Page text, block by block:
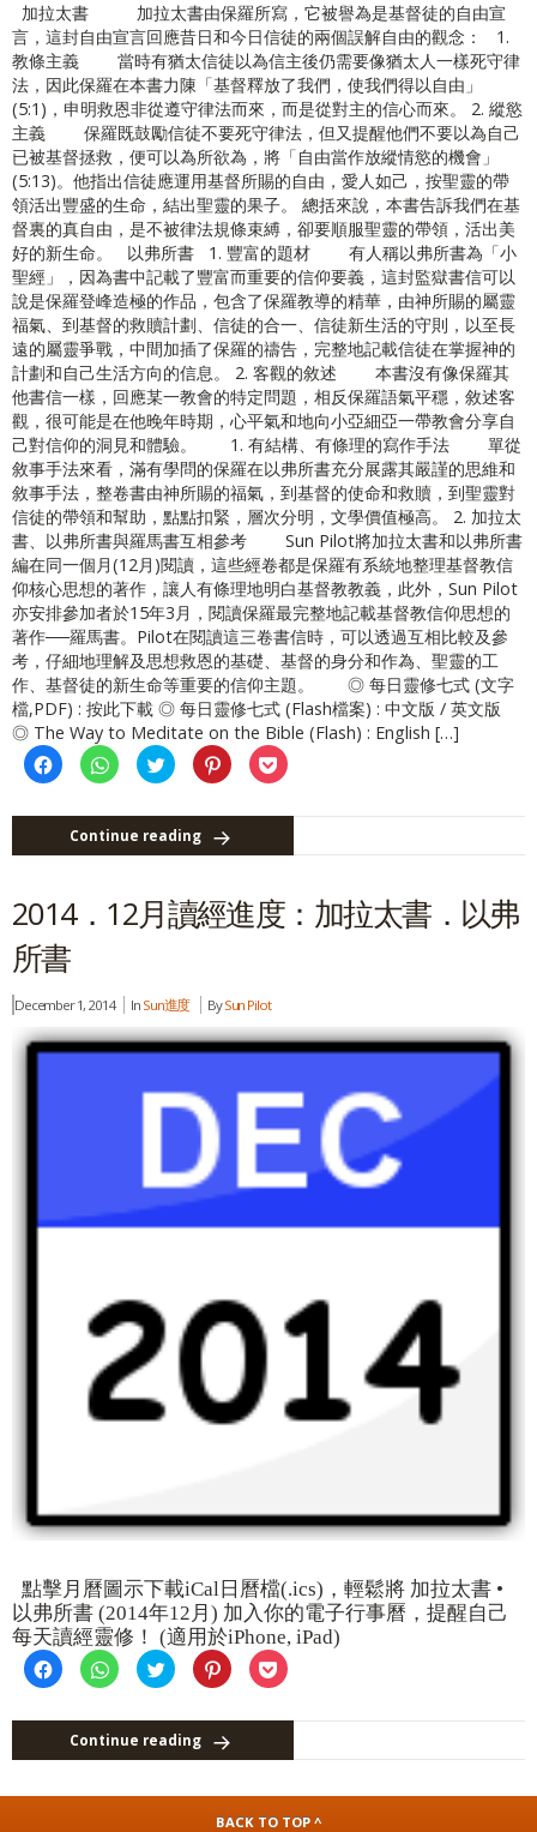
加拉太書 加拉太書由保羅所寫，它被譽為是基督徒的自由宣
言，這封自由宣言回應昔日和今日信徒的兩個誤解自由的觀念： 1.
教條主義 當時有猶太信徒以為信主後仍需要像猶太人一樣死守律
法，因此保羅在本書力陳「基督釋放了我們，使我們得以自由」
(5:1)，申明救恩非從遵守律法而來，而是從對主的信心而來。 2. 縱慾
主義 保羅既鼓勵信徒不要死守律法，但又提醒他們不要以為自己
已被基督拯救，便可以為所欲為，將「自由當作放縱情慾的機會」
(5:13)。他指出信徒應運用基督所賜的自由，愛人如己，按聖靈的帶
領活出豐盛的生命，結出聖靈的果子。 總括來說，本書告訴我們在基
督裏的真自由，是不被律法規條束縛，卻要順服聖靈的帶領，活出美
好的新生命。 以弗所書 1. 豐富的題材 有人稱以弗所書為「小
聖經」，因為書中記載了豐富而重要的信仰要義，這封監獄書信可以
說是保羅登峰造極的作品，包含了保羅教導的精華，由神所賜的屬靈
福氣、到基督的救贖計劃、信徒的合一、信徒新生活的守則，以至長
遠的屬靈爭戰，中間加插了保羅的禱告，完整地記載信徒在掌握神的
計劃和自己生活方向的信息。 2. 客觀的敘述 本書沒有像保羅其
他書信一樣，回應某一教會的特定問題，相反保羅語氣平穩，敘述客
觀，很可能是在他晚年時期，心平氣和地向小亞細亞一帶教會分享自
己對信仰的洞見和體驗。 1. 有結構、有條理的寫作手法 單從
敘事手法來看，滿有學問的保羅在以弗所書充分展露其嚴謹的思維和
敘事手法，整卷書由神所賜的福氣，到基督的使命和救贖，到聖靈對
信徒的帶領和幫助，點點扣緊，層次分明，文學價值極高。 2. 加拉太
書、以弗所書與羅馬書互相參考 Sun Pilot將加拉太書和以弗所書
編在同一個月(12月)閱讀，這些經卷都是保羅有系統地整理基督教信
仰核心思想的著作，讓人有條理地明白基督教教義，此外，Sun Pilot
亦安排參加者於15年3月，閱讀保羅最完整地記載基督教信仰思想的
著作──羅馬書。Pilot在閱讀這三卷書信時，可以透過互相比較及參
考，仔細地理解及思想救恩的基礎、基督的身分和作為、聖靈的工
作、基督徒的新生命等重要的信仰主題。 ◎ 每日靈修七式 (文字
檔,PDF) : 按此下載 ◎ 每日靈修七式 (Flash檔案) : 中文版 / 英文版
◎ The Way to Meditate on the Bible (Flash) : English […]
Click
to
share
Facebook
(Opens
new
Click
to
share
WhatsApp
(Opens
in
new
Click
to
share
Twitter
(Opens
in
new
Click
to
share
Pinterest
(Opens
in
new
Click
to
Pocket
new
Continue reading
2014．12月讀經進度：加拉太書．以弗
所書
December 1, 2014 In Sun進度 BySun Pilot
點擊月曆圖示下載iCal日曆檔(.ics)，輕鬆將 加拉太書 •
以弗所書 (2014年12月) 加入你的電子行事曆，提醒自己
每天讀經靈修！ (適用於iPhone, iPad)
Click
to
share
Facebook
(Opens
new
Click
to
share
WhatsApp
(Opens
in
new
Click
to
share
Twitter
(Opens
in
new
Click
to
share
Pinterest
(Opens
in
new
Click
to
Pocket
new
Continue reading
BACK TO TOP ^